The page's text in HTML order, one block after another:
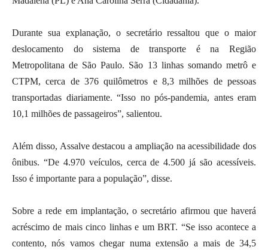
Durante sua explanação, o secretário ressaltou que o maior
deslocamento do sistema de transporte é na Região
Metropolitana de São Paulo. São 13 linhas somando metrô e
CTPM, cerca de 376 quilômetros e 8,3 milhões de pessoas
transportadas diariamente. “Isso no pós-pandemia, antes eram
10,1 milhões de passageiros”, salientou.
Além disso, Assalve destacou a ampliação na acessibilidade dos
ônibus. “De 4.970 veículos, cerca de 4.500 já são acessíveis.
Isso é importante para a população”, disse.
Sobre a rede em implantação, o secretário afirmou que haverá
acréscimo de mais cinco linhas e um BRT. “Se isso acontece a
contento, nós vamos chegar numa extensão a mais de 34,5